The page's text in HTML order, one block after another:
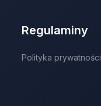
Regulaminy
Polityka prywatności